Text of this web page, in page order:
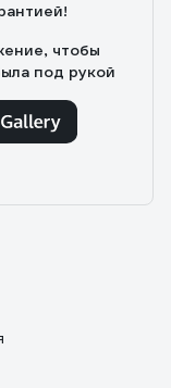
чтобы
под рукой